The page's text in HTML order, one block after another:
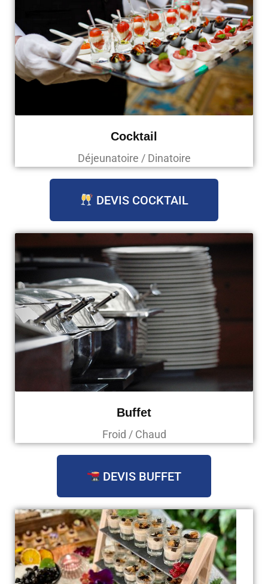
Cocktail
Déjeunatoire / Dinatoire
DEVIS COCKTAIL
Buffet
Froid / Chaud
DEVIS BUFFET